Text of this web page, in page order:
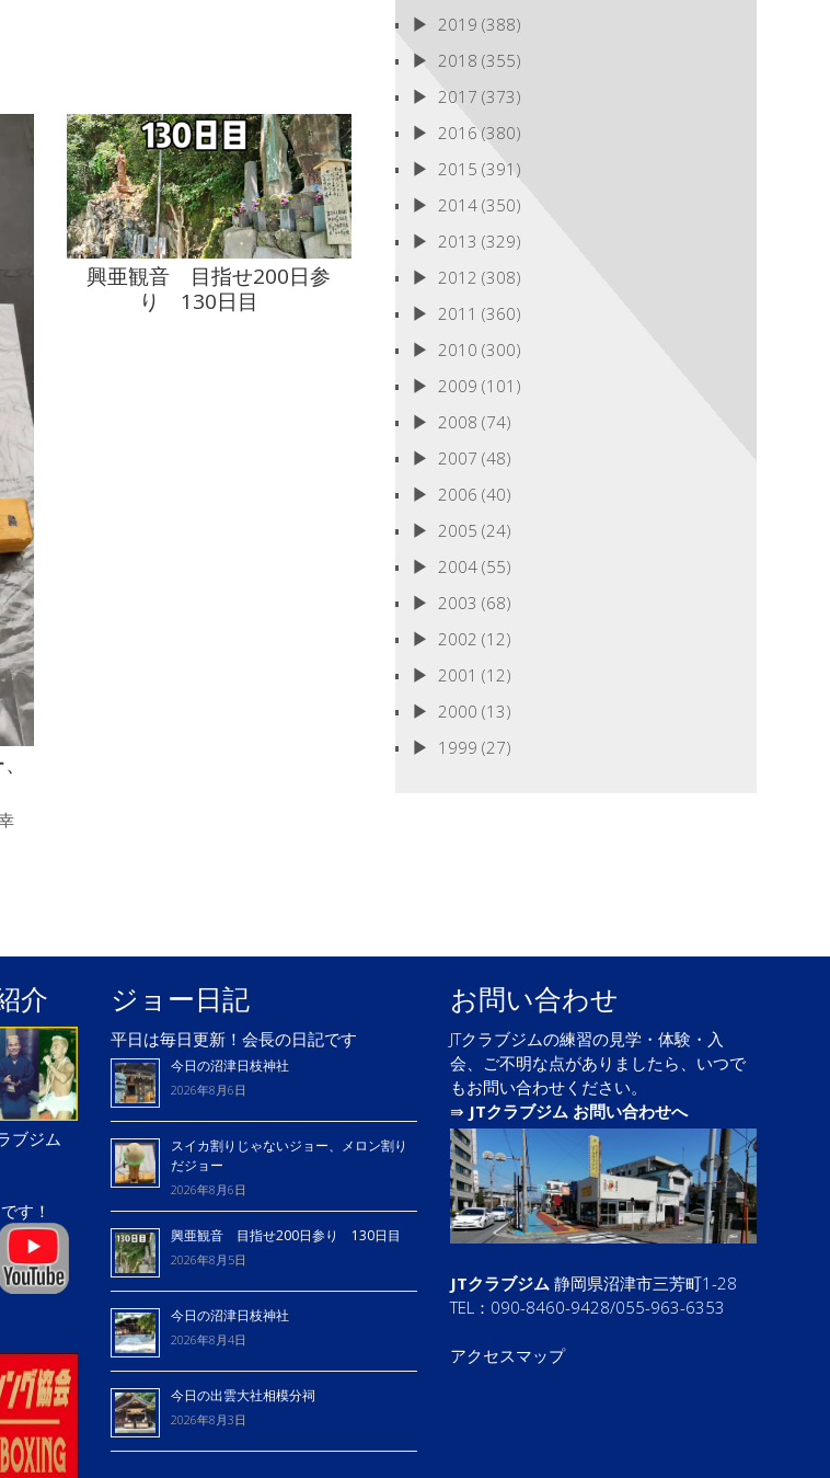
興亜観音 目指せ200日参
り 130日目
2019 (388)
2018 (355)
2017 (373)
2016 (380)
2015 (391)
2014(350)
2013 (329)
2012 (308)
2011 (360)
2010 (300)
2009 (101)
2008 (74)
2007 (48)
2006 (40)
2005 (24)
2004(55)
2003 (68)
2002 (12)
2001 (12)
2000 (13)
1999 (27)
介
ブジム
す！
ジョー日記
平日は毎日更新！会長の日記です
今日の沼津日枝神社
2026年8月6日
スイカ割りじゃないジョー、メロン割り
だジョー
2026年8月6日
興亜観音 目指せ200日参り 130日目
2026年8月5日
今日の沼津日枝神社
2026年8月4日
今日の出雲大社相模分祠
2026年8月3日
お問い合わせ
JTクラブジムの練習の見学・体験・入
会、ご不明な点がありましたら、いつで
もお問い合わせください。
⇛ JTクラブジム お問い合わせへ
JTクラブジム静岡県沼津市三芳町1-28
TEL：090-8460-9428/055-963-6353
アクセスマップ